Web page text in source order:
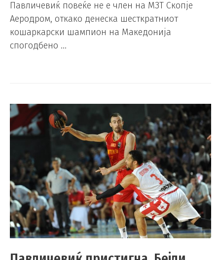
Павличевиќ повеќе не е член на МЗТ Скопје
Аеродром, откако денеска шесткратниот
кошаркарски шампион на Македонија
спогодбено …